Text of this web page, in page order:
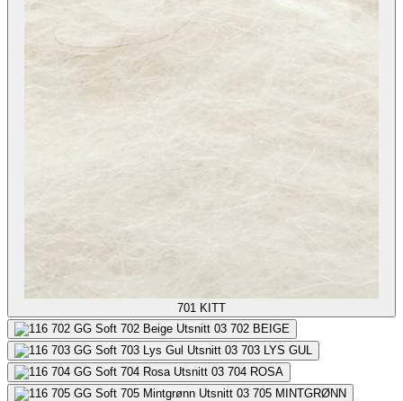
701 KITT
702 BEIGE
703 LYS GUL
704 ROSA
705 MINTGRØNN